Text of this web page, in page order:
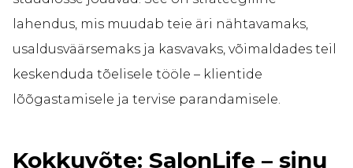
lahendus, mis muudab teie äri nähtavamaks,
usaldusväärsemaks ja kasvavaks, võimaldades teil
keskenduda tõelisele tööle – klientide
lõõgastamisele ja tervise parandamisele.
Kokkuvõte: SalonLife – sinu